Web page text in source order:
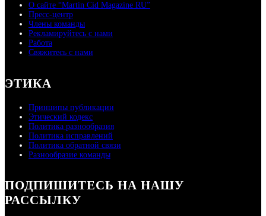
О сайте “Martin Cid Magazine RU”
Пресс-центр
Члены команды
Рекламируйтесь с нами
Работа
Свяжитесь с нами
ЭТИКА
Принципы публикации
Этический кодекс
Политика разнообразия
Политика исправлений
Политика обратной связи
Разнообразие команды
ПОДПИШИТЕСЬ НА НАШУ
РАССЫЛКУ